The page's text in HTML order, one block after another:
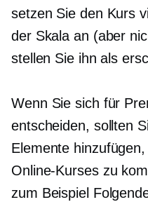
setzen Sie den Kurs
der Skala an (aber
stellen Sie ihn als
Wenn Sie sich für
entscheiden, sollten
Elemente
Online-Kurses zu
zum Beispiel